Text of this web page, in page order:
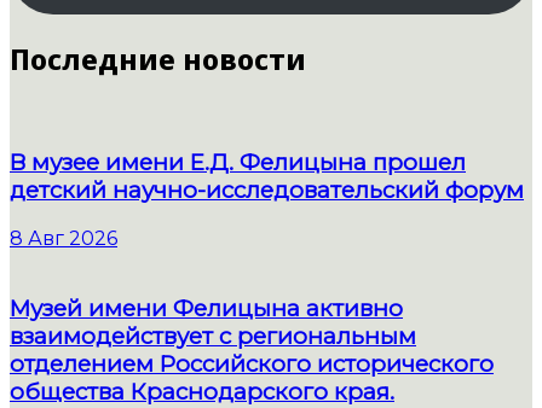
Последние новости
В музее имени Е.Д. Фелицына прошел
детский научно-исследовательский форум
8 Авг 2026
Музей имени Фелицына активно
взаимодействует с региональным
отделением Российского исторического
общества Краснодарского края.